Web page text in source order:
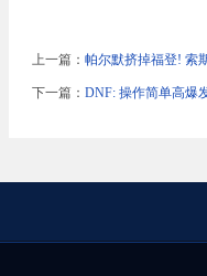
上一篇：帕尔默挤掉福登! 索
下一篇：DNF: 操作简单高爆